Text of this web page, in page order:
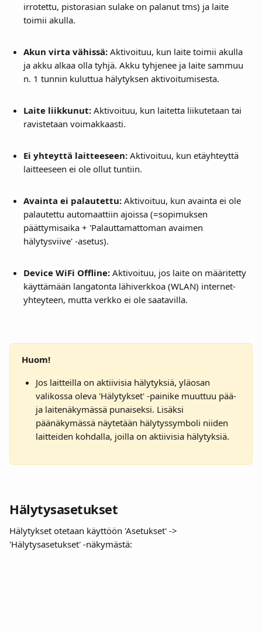
irrotettu, pistorasian sulake on palanut tms) ja laite
toimii akulla.
Akun virta vähissä: Aktivoituu, kun laite toimii akulla
ja akku alkaa olla tyhjä. Akku tyhjenee ja laite sammuu
n. 1 tunnin kuluttua hälytyksen aktivoitumisesta.
Laite liikkunut: Aktivoituu, kun laitetta liikutetaan tai
ravistetaan voimakkaasti.
Ei yhteyttä laitteeseen: Aktivoituu, kun etäyhteyttä
laitteeseen ei ole ollut tuntiin.
Avainta ei palautettu: Aktivoituu, kun avainta ei ole
palautettu automaattiin ajoissa (=sopimuksen
päättymisaika + 'Palauttamattoman avaimen
hälytysviive' -asetus).
Device WiFi Offline: Aktivoituu, jos laite on määritetty
käyttämään langatonta lähiverkkoa (WLAN) internet-
yhteyteen, mutta verkko ei ole saatavilla.
Huom!
Jos laitteilla on aktiivisia hälytyksiä, yläosan
valikossa oleva 'Hälytykset' -painike muuttuu pää-
ja laitenäkymässä punaiseksi. Lisäksi
päänäkymässä näytetään hälytyssymboli niiden
laitteiden kohdalla, joilla on aktiivisia hälytyksiä.
Hälytysasetukset
Hälytykset otetaan käyttöön 'Asetukset' ->
'Hälytysasetukset' -näkymästä: